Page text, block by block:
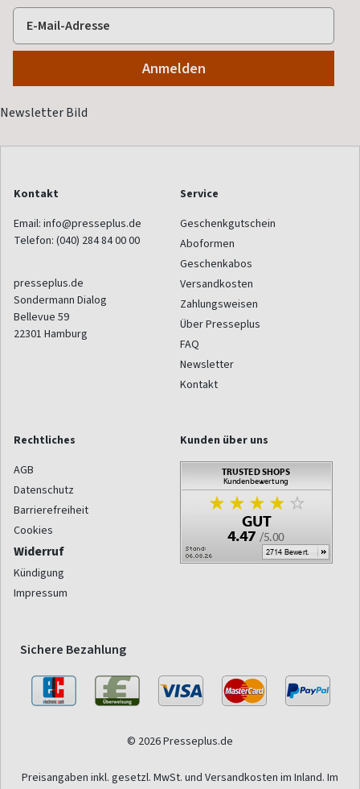
Kontakt
Email: info@presseplus.de
Telefon: (040) 284 84 00 00
presseplus.de
Sondermann Dialog
Bellevue 59
22301 Hamburg
Service
Geschenkgutschein
Aboformen
Geschenkabos
Versandkosten
Zahlungsweisen
Über Presseplus
FAQ
Newsletter
Kontakt
Rechtliches
AGB
Datenschutz
Barrierefreiheit
Cookies
Widerruf
Kündigung
Impressum
Kunden über uns
Sichere Bezahlung
© 2026 Presseplus.de
Preisangaben inkl. gesetzl. MwSt. und Versandkosten im Inland. Im